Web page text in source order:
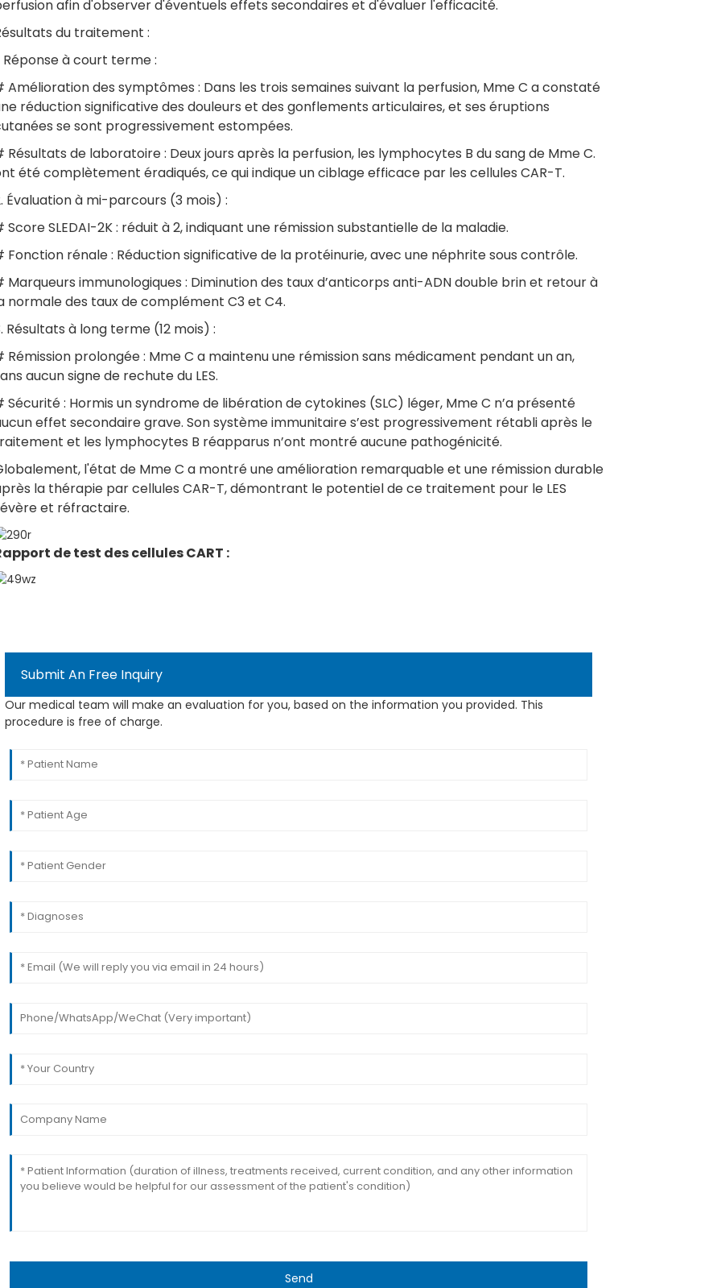
afin d'observer d'éventuels effets secondaires et d'évaluer l'efficacité.
du traitement :
Réponse à court terme :
Amélioration des symptômes : Dans les trois semaines suivant la perfusion, Mme C a constaté
réduction significative des douleurs et des gonflements articulaires, et ses éruptions
se sont progressivement estompées.
Résultats de laboratoire : Deux jours après la perfusion, les lymphocytes B du sang de Mme C.
été complètement éradiqués, ce qui indique un ciblage efficace par les cellules CAR-T.
Évaluation à mi-parcours (3 mois) :
Score SLEDAI-2K : réduit à 2, indiquant une rémission substantielle de la maladie.
Fonction rénale : Réduction significative de la protéinurie, avec une néphrite sous contrôle.
Marqueurs immunologiques : Diminution des taux d’anticorps anti-ADN double brin et retour à
normale des taux de complément C3 et C4.
Résultats à long terme (12 mois) :
Rémission prolongée : Mme C a maintenu une rémission sans médicament pendant un an,
aucun signe de rechute du LES.
Sécurité : Hormis un syndrome de libération de cytokines (SLC) léger, Mme C n’a présenté
effet secondaire grave. Son système immunitaire s’est progressivement rétabli après le
et les lymphocytes B réapparus n’ont montré aucune pathogénicité.
l'état de Mme C a montré une amélioration remarquable et une rémission durable
la thérapie par cellules CAR-T, démontrant le potentiel de ce traitement pour le LES
et réfractaire.
de test des cellules CART :
Submit An Free Inquiry
Our medical team will make an evaluation for you, based on the information you provided. This
procedure is free of charge.
Send